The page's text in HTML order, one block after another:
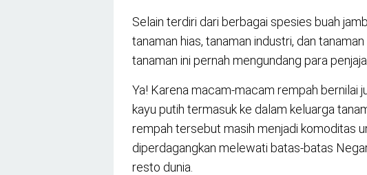
Selain terdiri dari berbagai spesies buah
tanaman hias, tanaman industri, dan
tanaman ini pernah mengundang para
Ya! Karena macam-macam rempah bernilai
kayu putih termasuk ke dalam keluarga
rempah tersebut masih menjadi komoditas
diperdagangkan melewati batas-batas
resto dunia.